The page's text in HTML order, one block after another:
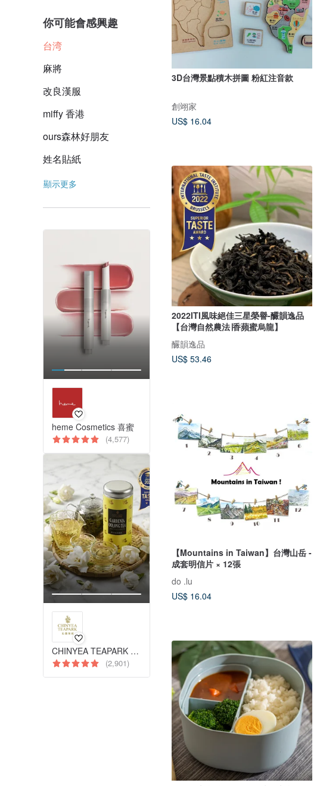
你可能會感興趣
台湾
麻將
改良漢服
miffy 香港
ours森林好朋友
姓名貼紙
顯示更多
heme Cosmetics 喜蜜
(4,577)
CHINYEA TEAPARK 沁意茶苑
(2,901)
3D台灣景點積木拼圖 粉紅注音款
創翊家
US$ 16.04
2022ITI風味絕佳三星榮譽-釅韻逸品
【台灣自然農法∣香蘋蜜烏龍】
釅韻逸品
US$ 53.46
【Mountains in Taiwan】台灣山岳 -
成套明信片 × 12張
do .lu
US$ 16.04